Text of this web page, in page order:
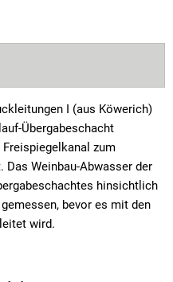
I (aus Köwerich)
Übergabeschacht
zum
Das Weinbau-Abwasser der
hinsichtlich
bevor es mit den
wird.